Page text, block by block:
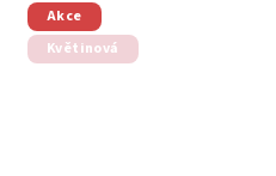
Akce
Květinová